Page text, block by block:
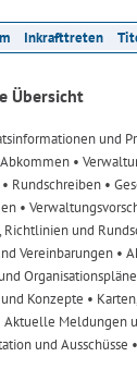
Inkrafttreten
Übersicht
und
•
• Rundschreiben •
•
Richtlinien und
Vereinbarungen •
Organisationspläne
Konzepte •
Aktuelle Meldungen
und Ausschüsse